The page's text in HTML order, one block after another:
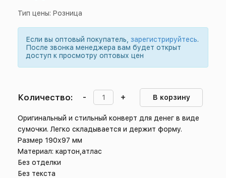
Тип цены: Розница
Если вы оптовый покупатель, зарегистрируйтесь.
После звонка менеджера вам будет открыт
доступ к просмотру оптовых цен
Количество: - + В корзину
Оригинальный и стильный конверт для денег в виде
сумочки. Легко складывается и держит форму.
Размер 190х97 мм
Материал: картон,атлас
Без отделки
Без текста